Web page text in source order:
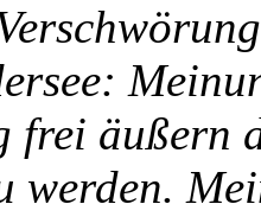
frei äußern
werden.